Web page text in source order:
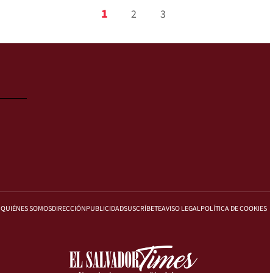
1 2 3
QUIÉNES SOMOSDIRECCIÓNPUBLICIDADSUSCRÍBETEAVISO LEGALPOLÍTICA DE COOKIES